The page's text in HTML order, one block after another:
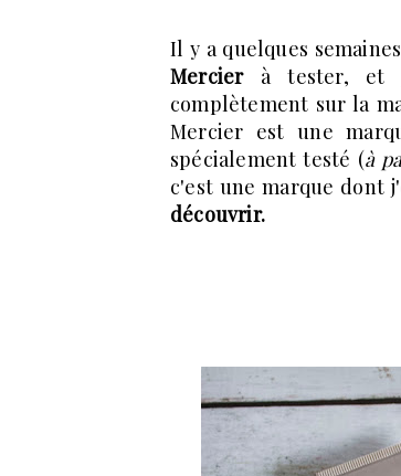
Il y a quelques
Mercier à tester, et
complètement sur la
Mercier est une
spécialement testé (à
c'est une marque dont
découvrir.